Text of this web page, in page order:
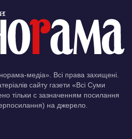
медіа». Всі права захищені.
сайту газети «Всі Суми
тільки c зазначенням посилання
на джерело.